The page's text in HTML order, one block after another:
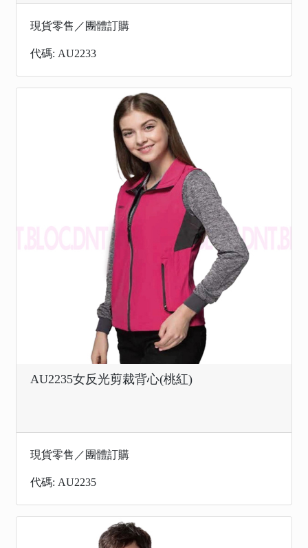
現貨零售／團體訂購
代碼: AU2233
AU2235女反光剪裁背心(桃紅)
現貨零售／團體訂購
代碼: AU2235